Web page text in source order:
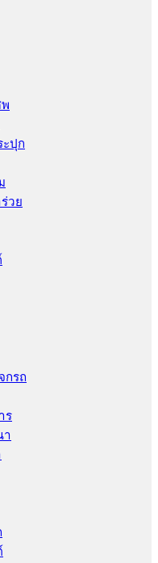
ปุก
วย
กรถ
ร
า